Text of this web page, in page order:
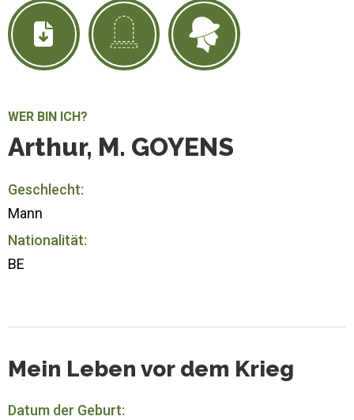
WER BIN ICH?
Arthur, M. GOYENS
Geschlecht:
Mann
Nationalität:
BE
Mein Leben vor dem Krieg
Datum der Geburt: